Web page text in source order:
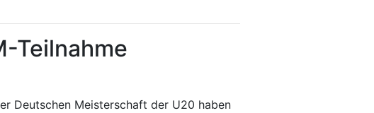
Teilnahme
Deutschen Meisterschaft der U20 haben